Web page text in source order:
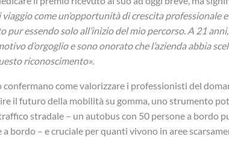
viaggio come un’opportunità di crescita professionale
pur essendo solo all’inizio del mio percorso. A 21
d’orgoglio e sono onorato che l’azienda abbia
riconoscimento».
confermano come valorizzare i professionisti del
il futuro della mobilità su gomma, uno strumento
stradale – un autobus con 50 persone a bordo
bordo – e cruciale per quanti vivono in aree